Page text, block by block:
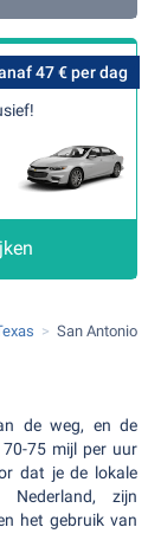
47 € per dag
San Antonio
de weg, en de
75 mijl per uur
dat je de lokale
zijn
het gebruik van